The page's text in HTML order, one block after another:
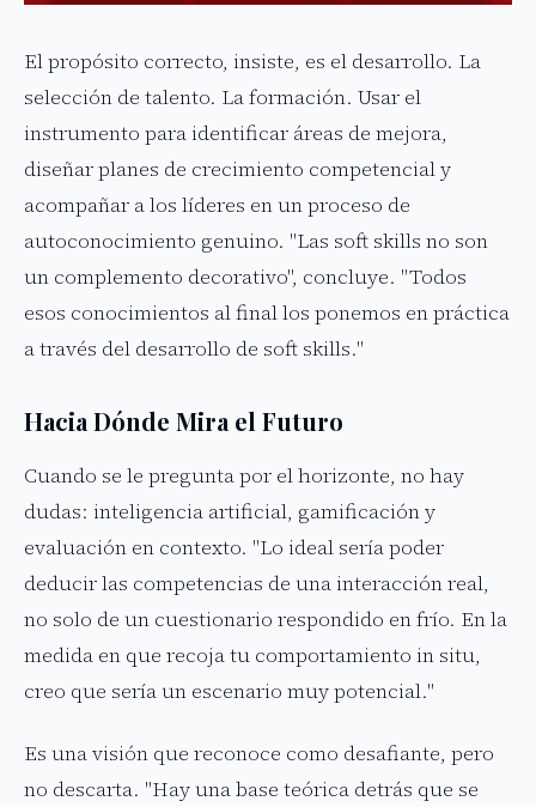
El propósito correcto, insiste, es el desarrollo. La
selección de talento. La formación. Usar el
instrumento para identificar áreas de mejora,
diseñar planes de crecimiento competencial y
acompañar a los líderes en un proceso de
autoconocimiento genuino. "Las soft skills no son
un complemento decorativo", concluye. "Todos
esos conocimientos al final los ponemos en práctica
a través del desarrollo de soft skills."
Hacia Dónde Mira el Futuro
Cuando se le pregunta por el horizonte, no hay
dudas: inteligencia artificial, gamificación y
evaluación en contexto. "Lo ideal sería poder
deducir las competencias de una interacción real,
no solo de un cuestionario respondido en frío. En la
medida en que recoja tu comportamiento in situ,
creo que sería un escenario muy potencial."
Es una visión que reconoce como desafiante, pero
no descarta. "Hay una base teórica detrás que se